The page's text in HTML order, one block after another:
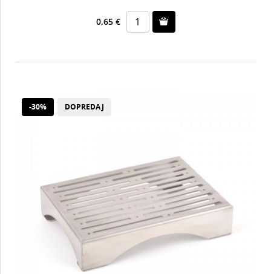
0,65 €
-30% DOPREDAJ